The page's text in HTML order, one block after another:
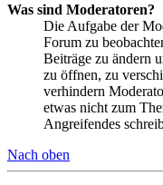
Was sind Moderatoren?
Die Aufgabe der
Forum zu
Beiträge zu ändern
zu öffnen, zu
verhindern
etwas nicht zum
Angreifendes
Nach oben